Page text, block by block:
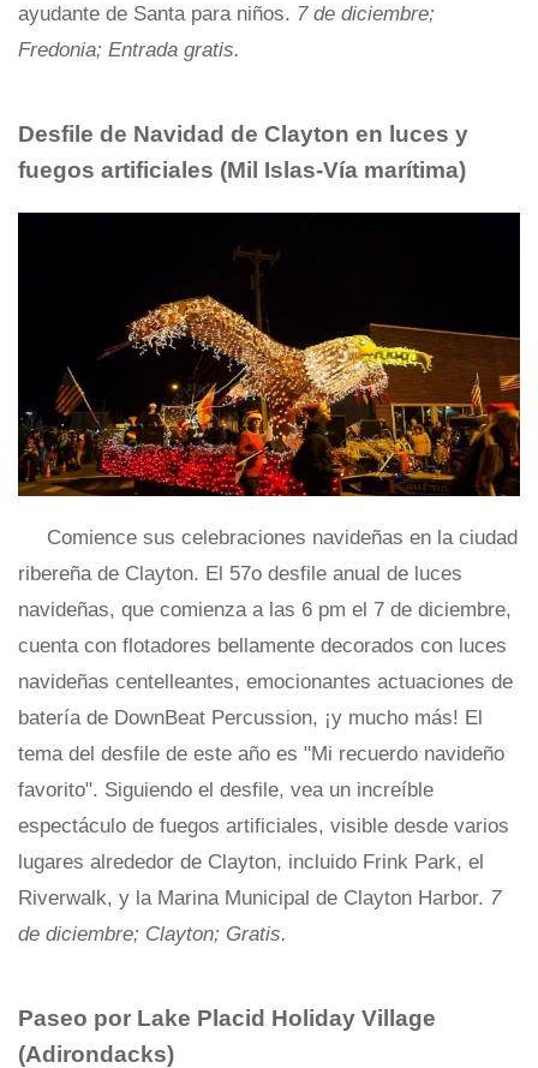
ayudante de Santa para niños. 7 de diciembre;
Fredonia; Entrada gratis.
Desfile de Navidad de Clayton en luces y
fuegos artificiales (Mil Islas-Vía marítima)
Comience sus celebraciones navideñas en la ciudad
ribereña de Clayton. El 57o desfile anual de luces
navideñas, que comienza a las 6 pm el 7 de diciembre,
cuenta con flotadores bellamente decorados con luces
navideñas centelleantes, emocionantes actuaciones de
batería de DownBeat Percussion, ¡y mucho más! El
tema del desfile de este año es "Mi recuerdo navideño
favorito". Siguiendo el desfile, vea un increíble
espectáculo de fuegos artificiales, visible desde varios
lugares alrededor de Clayton, incluido Frink Park, el
Riverwalk, y la Marina Municipal de Clayton Harbor. 7
de diciembre; Clayton; Gratis.
Paseo por Lake Placid Holiday Village
(Adirondacks)